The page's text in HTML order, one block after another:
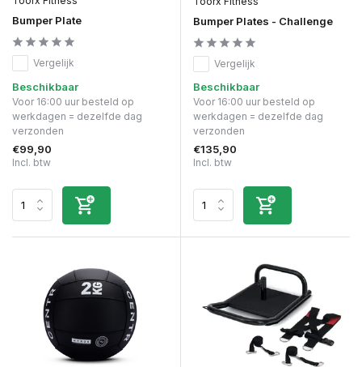
Bumper Plate
Vergelijk
Beschikbaar
Voor 16:00 uur besteld op
werkdagen = dezelfde dag
verzonden
€99,90
Incl. btw
Bumper Plates - Challenge
Vergelijk
Beschikbaar
Voor 16:00 uur besteld op
werkdagen = dezelfde dag
verzonden
€135,90
Incl. btw